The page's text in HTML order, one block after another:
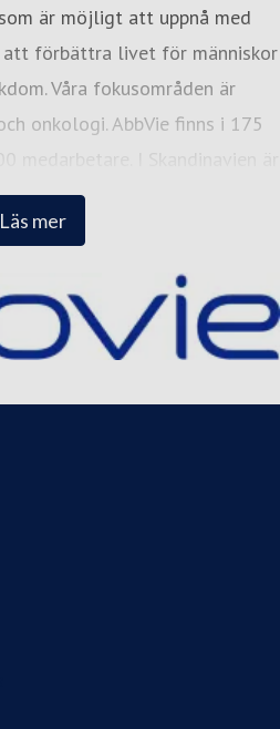
Läs mer
är möjligt att uppnå med
att förbättra livet för människor
Våra fokusområden är
onkologi. AbbVie finns i 175
med kontor i Stockholm, Oslo
länder placerar vi oss på Great
abbvie.se, Facebook
och Instagram.